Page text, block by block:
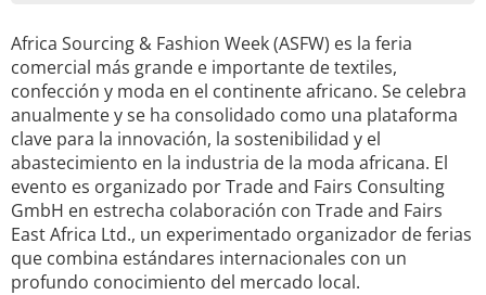
Africa Sourcing & Fashion Week (ASFW) es la feria
comercial más grande e importante de textiles,
confección y moda en el continente africano. Se celebra
anualmente y se ha consolidado como una plataforma
clave para la innovación, la sostenibilidad y el
abastecimiento en la industria de la moda africana. El
evento es organizado por Trade and Fairs Consulting
GmbH en estrecha colaboración con Trade and Fairs
East Africa Ltd., un experimentado organizador de ferias
que combina estándares internacionales con un
profundo conocimiento del mercado local.